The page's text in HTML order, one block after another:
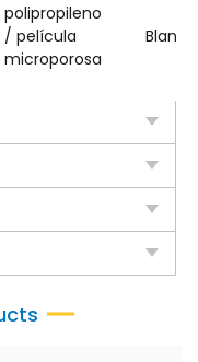
polipropileno
/ película
microporosa
Blanco